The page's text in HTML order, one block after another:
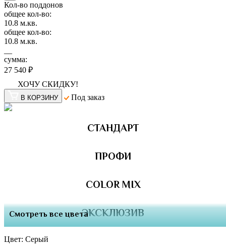
Кол-во поддонов
общее кол-во:
10.8 м.кв.
общее кол-во:
10.8 м.кв.
сумма:
27 540 ₽
ХОЧУ СКИДКУ!
В КОРЗИНУ Под заказ
СТАНДАРТ
ПРОФИ
COLOR MIX
ЭКСКЛЮЗИВ
Смотреть все цвета
Цвет: Серый